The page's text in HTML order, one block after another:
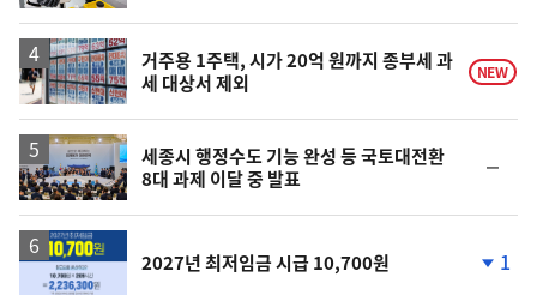
거주용 1주택, 시가 20억 원까지 종부세 과
세 대상서 제외
NEW
세종시 행정수도 기능 완성 등 국토대전환
8대 과제 이달 중 발표
일
2027년 최저임금 시급 10,700원 1